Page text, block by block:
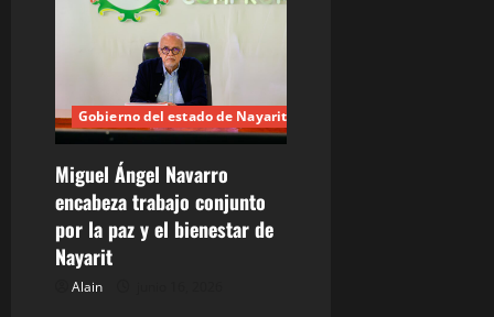
e
e
n
t
Gobierno del estado de Nayarit
Miguel Ángel Navarro
encabeza trabajo conjunto
por la paz y el bienestar de
Nayarit
Alain